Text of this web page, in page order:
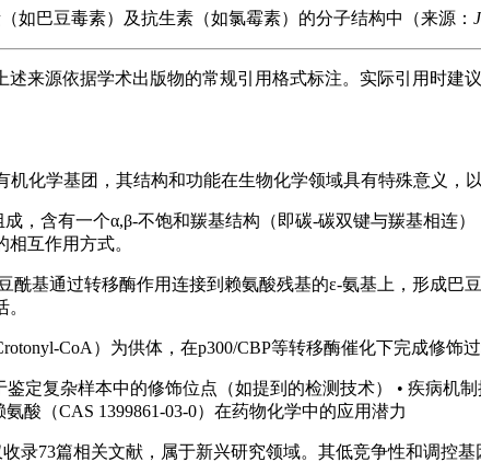
如巴豆毒素）及抗生素（如氯霉素）的分子结构中（来源：
来源依据学术出版物的常规引用格式标注。实际引用时建议
机化学基团，其结构和功能在生物化学领域具有特殊意义，
，含有一个α,β-不饱和羰基结构（即碳-碳双键与羰基相连
互作用方式。
酰基通过转移酶作用连接到赖氨酸残基的ε-氨基上，形成
CoA）为供体，在p300/CBP等转移酶催化下完成修饰
鉴定复杂样本中的修饰位点（如提到的检测技术） • 疾病
酸（CAS 1399861-03-0）在药物化学中的应用潜力
收录73篇相关文献，属于新兴研究领域。其低竞争性和调控